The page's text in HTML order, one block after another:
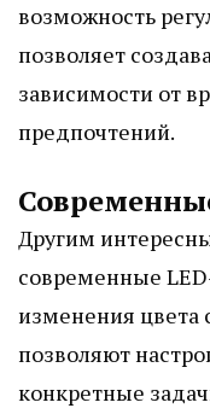
возможность
позволяет
зависимости от
предпочтений.
Другим
современные
изменения цвета
позволяют
конкретные